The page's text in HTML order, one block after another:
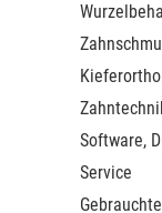
Software,
Service